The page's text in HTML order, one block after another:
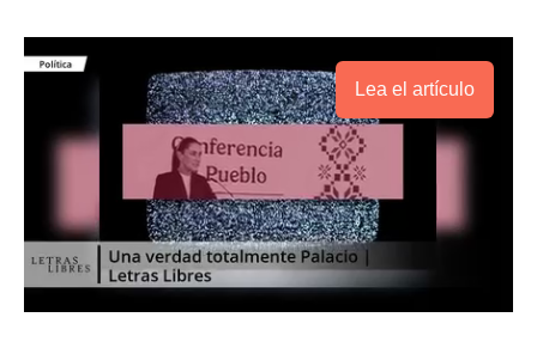
Lea el artículo